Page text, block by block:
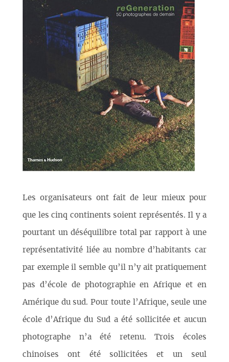
Les organisateurs ont fait de leur mieux pour
que les cinq continents soient représentés. Il y a
pourtant un déséquilibre total par rapport à une
représentativité liée au nombre d’habitants car
par exemple il semble qu’il n’y ait pratiquement
pas d’école de photographie en Afrique et en
Amérique du sud. Pour toute l’Afrique, seule une
école d’Afrique du Sud a été sollicitée et aucun
photographe n’a été retenu. Trois écoles
chinoises ont été sollicitées et un seul